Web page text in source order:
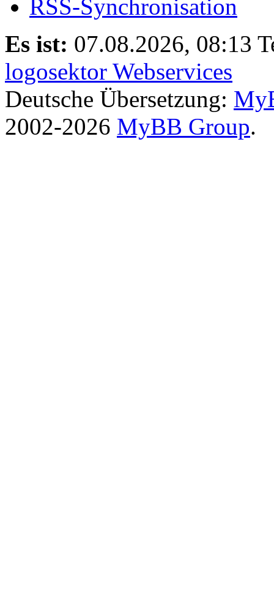
RSS-Synchronisation
Es ist: 07.08.2026, 08:13
logosektor Webservices
Deutsche Übersetzung:
2002-2026 MyBB Group.